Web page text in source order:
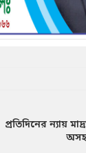
প্রতিদিনের ন্যায়